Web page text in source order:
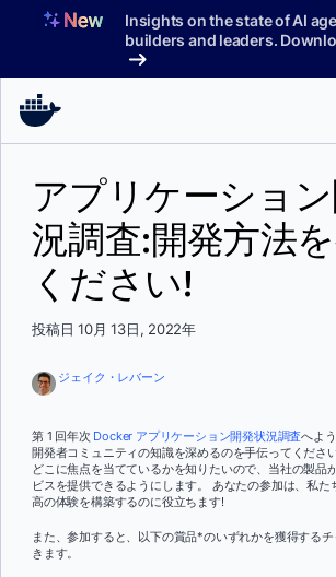
へ
Insights on the state of AI
builders and leaders.
製品
サポート
索
サインイン
アプリケーショ
況調査:開発方法
ください!
投稿日 10月 13日, 2022年
ジェイク・レバーン
第 1 回年次 Docker アプリケーション開発状況調査へよ
開発者コミュニティの知識を深めるのを手伝ってくださ
どこに焦点を当てているかを知りたいので、当社の製品
ビスを提供できるようにします。 あなたの参加は、私た
高の体験を構築するのに役立ちます!
また、参加すると、以下の賞品*のいずれかを獲得する
きます。